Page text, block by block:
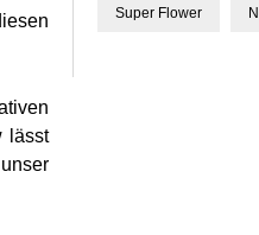
lässt
Super Flower